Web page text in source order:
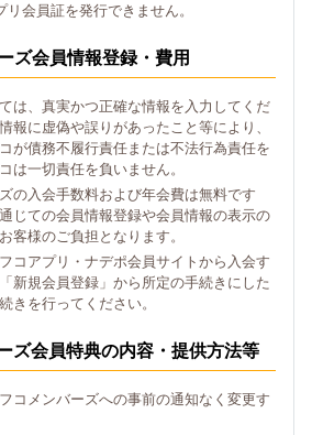
会員証を発行できません。
ズ会員情報登録・費用
は、真実かつ正確な情報を入力してくだ
報に虚偽や誤りがあったこと等により、
が債務不履行責任または不法行為責任を
は一切責任を負いません。
の入会手数料および年会費は無料です
じての会員情報登録や会員情報の表示の
客様のご負担となります。
コアプリ・ナデポ会員サイトから入会す
新規会員登録」から所定の手続きにした
きを行ってください。
ズ会員特典の内容・提供方法等
コメンバーズへの事前の通知なく変更す